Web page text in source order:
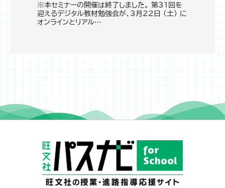
※本セミナーの開催は終了しました。 第31回を
迎えるデジタル教材勉強会が、3月22日 (土) に
オンラインとリアル…